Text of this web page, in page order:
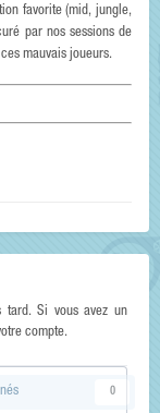
favorite (mid, jungle,
par nos sessions de
mauvais joueurs.
tard. Si vous avez un
compte.
0